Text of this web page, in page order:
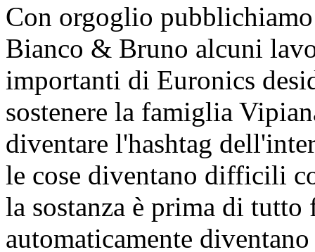
Con orgoglio
Bianco & Bruno alcuni
importanti di Euronics
sostenere la famiglia
diventare l'hashtag
le cose diventano difficili
la sostanza è prima di tutto
automaticamente